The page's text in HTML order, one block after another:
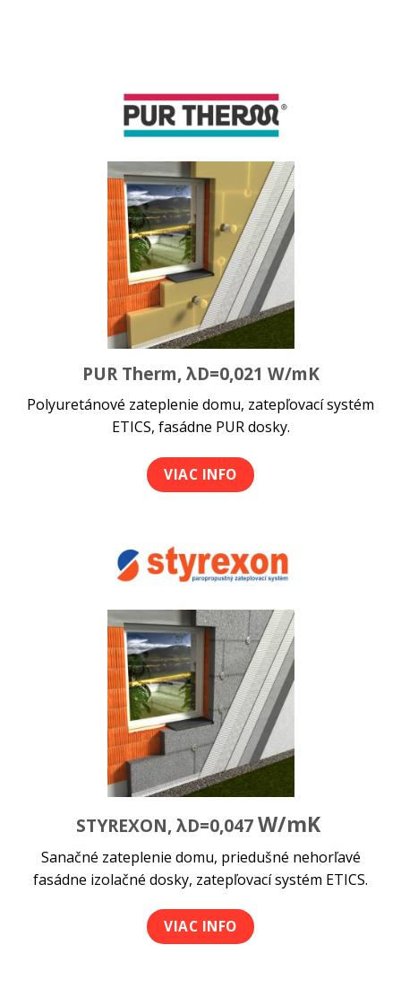
PUR Therm, λD=0,021 W/mK
Polyuretánové zateplenie domu, zatepľovací systém
ETICS, fasádne PUR dosky.
VIAC INFO
STYREXON, λD=0,047W/mK
Sanačné zateplenie domu, priedušné nehorľavé
fasádne izolačné dosky, zatepľovací systém ETICS.
VIAC INFO